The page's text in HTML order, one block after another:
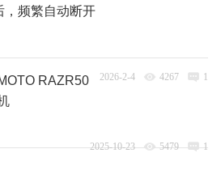
，频繁自动断开
2026-2-4 4267 1
RAZR50
2025-10-23 5479 1